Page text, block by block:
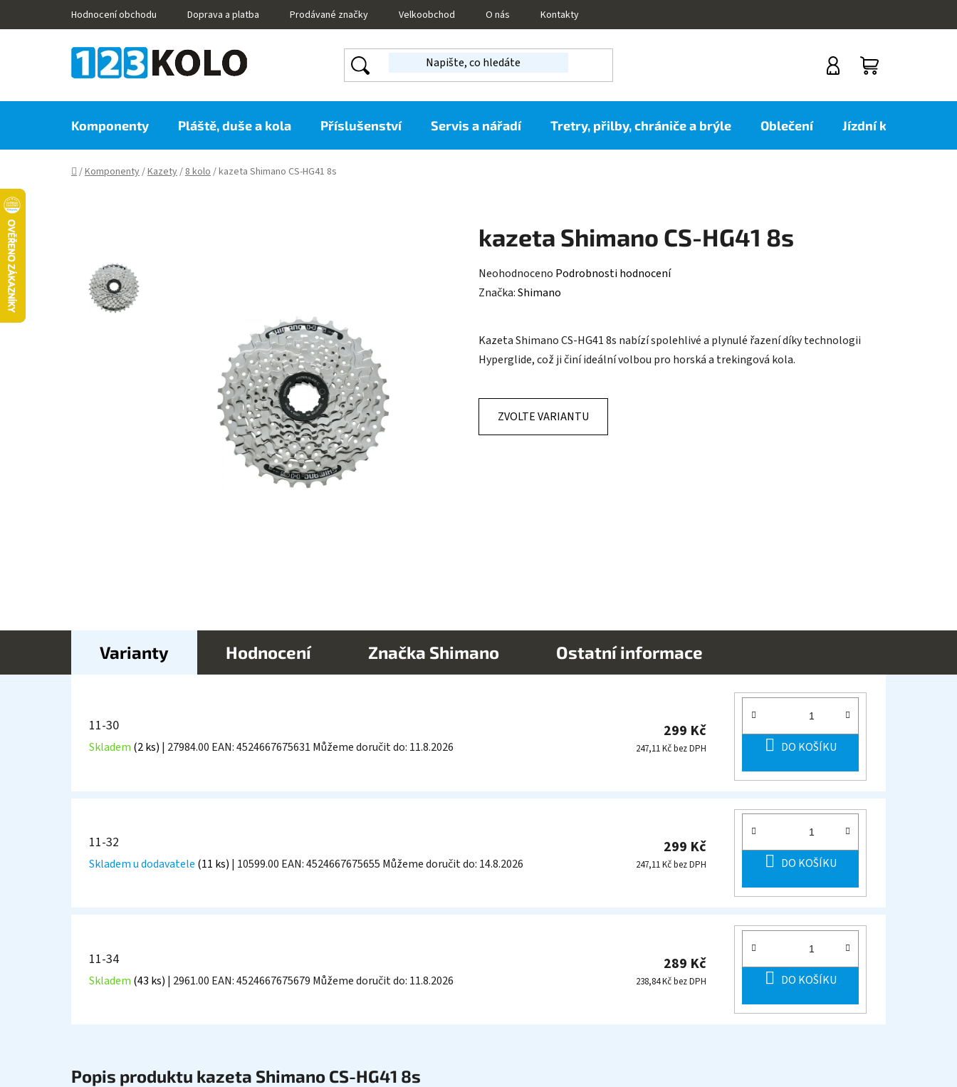
Hodnocení obchodu Doprava a platba Prodávané značky Velkoobchod O nás Kontakty
KOŠÍK
Komponenty Pláště, duše a kola Příslušenství Servis a nářadí Tretry, přilby, chrániče a brýle Oblečení Jízdní kola
Domů
/Komponenty/Kazety/8 kolo/kazeta Shimano CS-HG41 8s
kazeta Shimano CS-HG41 8s
Průměrné
hodnocení
Neohodnoceno Podrobnosti hodnocení
Značka:Shimano
Kazeta Shimano CS-HG41 8s nabízí spolehlivé a plynulé řazení díky technologii
Hyperglide, což ji činí ideální volbou pro horská a trekingová kola.
ZVOLTE VARIANTU
Varianty Hodnocení Značka Shimano Ostatní informace
11-30
Skladem (2 ks) | 27984.00 EAN:4524667675631 Můžeme doručit do: 11.8.2026
299 Kč
247,11 Kč bez DPH DO KOŠÍKU
11-32
Skladem u dodavatele (11 ks) | 10599.00 EAN:4524667675655 Můžeme doručit do: 14.8.2026
299 Kč
247,11 Kč bez DPH DO KOŠÍKU
11-34
Skladem (43 ks) | 2961.00 EAN:4524667675679 Můžeme doručit do: 11.8.2026
289 Kč
238,84 Kč bez DPH DO KOŠÍKU
Popis produktu kazeta Shimano CS-HG41 8s